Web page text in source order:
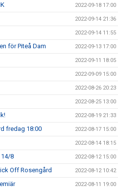
2022-09-18 17:00
2022-09-14 21:36
2022-09-14 11:55
för Piteå Dam 2022-09-13 17:00
2022-09-11 18:05
2022-09-09 15:00
2022-08-26 20:23
2022-08-25 13:00
2022-08-19 21:33
fredag 18:00 2022-08-17 15:00
2022-08-14 18:15
14/8 2022-08-12 15:00
Off Rosengård 2022-08-12 10:42
2022-08-11 19:00